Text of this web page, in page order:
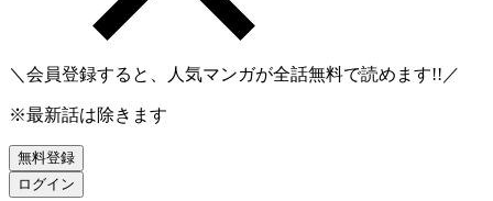
＼会員登録すると、人気マンガが全話無料で読めます!!／
※最新話は除きます
無料登録
ログイン